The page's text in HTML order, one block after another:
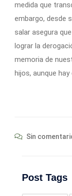
medida que
embargo, desde
salar asegura
lograr la
memoria de
hijos, aunque
Sin
Post Tags